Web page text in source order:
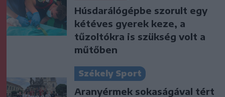
Húsdarálógépbe szorult egy
kétéves gyerek keze, a
tűzoltókra is szükség volt a
műtőben
Székely Sport
Aranyérmek sokaságával tért